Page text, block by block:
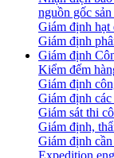
nguồn gốc
Giám định hạt
Giám định
Giám định
Kiểm đếm
Giám định
Giám định
Giám sát thi
Giám định,
Giám định